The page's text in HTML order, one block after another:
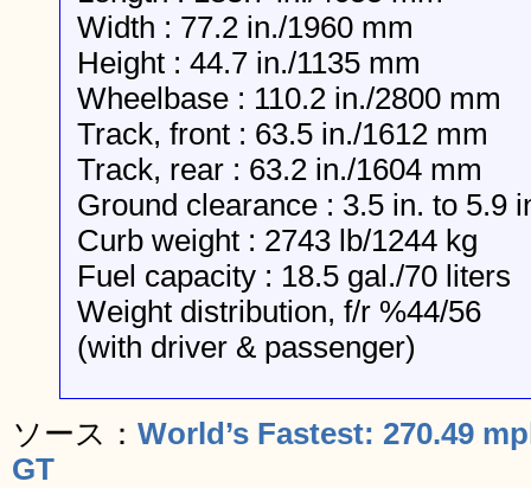
Width : 77.2 in./1960 mm
Height : 44.7 in./1135 mm
Wheelbase : 110.2 in./2800 mm
Track, front : 63.5 in./1612 mm
Track, rear : 63.2 in./1604 mm
Ground clearance : 3.5 in. to 5.9
Curb weight : 2743 lb/1244 kg
Fuel capacity : 18.5 gal./70 liters
Weight distribution, f/r %44/56
(with driver & passenger)
ソース： World’s Fastest: 270.49
GT